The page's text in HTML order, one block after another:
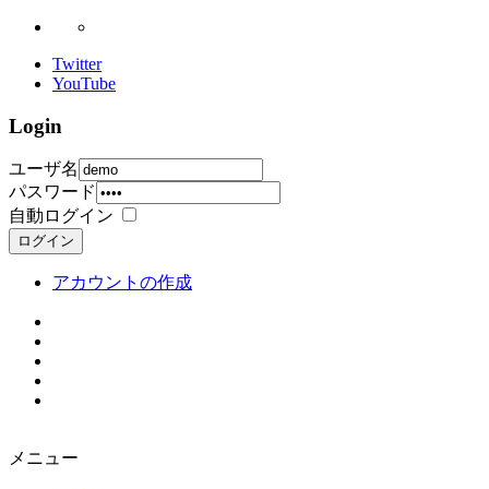
Twitter
YouTube
Login
ユーザ名
パスワード
自動ログイン
ログイン
アカウントの作成
メニュー